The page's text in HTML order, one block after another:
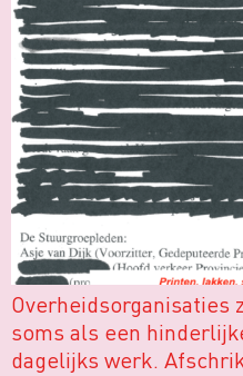
Overheidsorganisaties
soms als een
dagelijks werk.